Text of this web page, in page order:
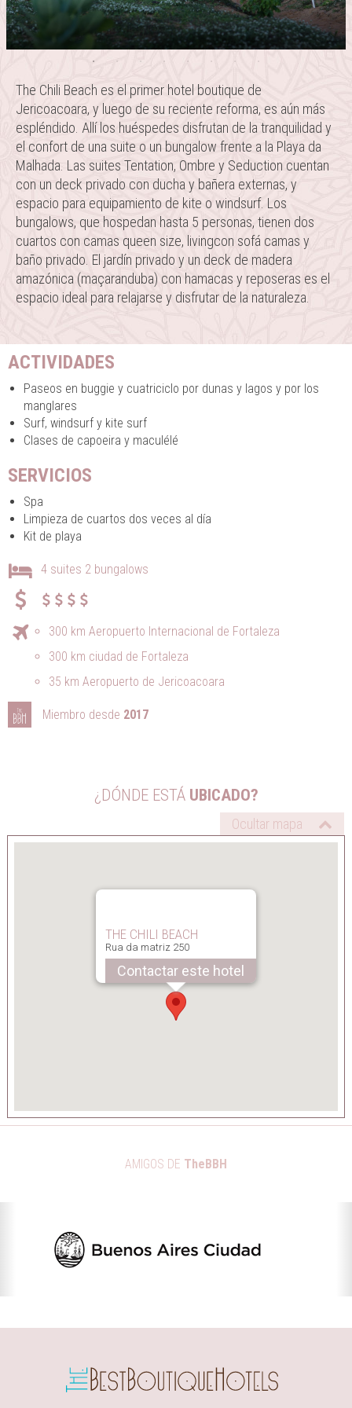
ENG
The Chili Beach es el primer hotel boutique de
Jericoacoara, y luego de su reciente reforma, es aún más
espléndido. Allí los huéspedes disfrutan de la tranquilidad y
el confort de una suite o un bungalow frente a la Playa da
Malhada. Las suites Tentation, Ombre y Seduction cuentan
con un deck privado con ducha y bañera externas, y
espacio para equipamiento de kite o windsurf. Los
bungalows, que hospedan hasta 5 personas, tienen dos
cuartos con camas queen size, livingcon sofá camas y
baño privado. El jardín privado y un deck de madera
amazónica (maçaranduba) con hamacas y reposeras es el
espacio ideal para relajarse y disfrutar de la naturaleza.
ACTIVIDADES
Paseos en buggie y cuatriciclo por dunas y lagos y por los
manglares
Surf, windsurf y kite surf
Clases de capoeira y maculélé
SERVICIOS
Spa
Limpieza de cuartos dos veces al día
Kit de playa
4 suites 2 bungalows
300 km Aeropuerto Internacional de Fortaleza
300 km ciudad de Fortaleza
35 km Aeropuerto de Jericoacoara
Miembro desde 2017
¿DÓNDE ESTÁUBICADO?
THE CHILI BEACH
Rua da matriz 250
Contactar este hotel
AMIGOS DE TheBBH